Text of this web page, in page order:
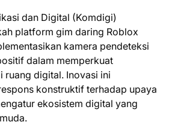
dan Digital (Komdigi)
platform gim daring Roblox
kamera pendeteksi
dalam memperkuat
ruang digital. Inovasi ini
konstruktif terhadap upaya
ekosistem digital yang